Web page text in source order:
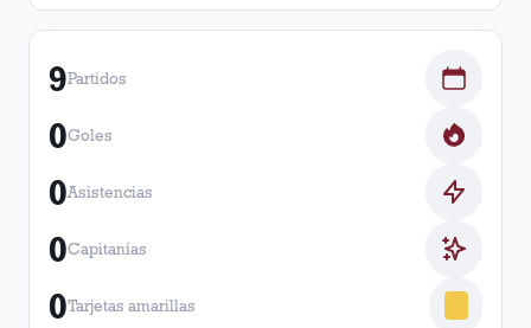
9Partidos
0Goles
0Asistencias
0Capitanías
0Tarjetas amarillas